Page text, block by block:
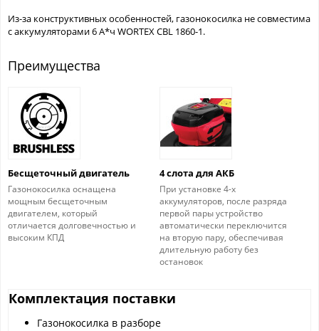
Из-за конструктивных особенностей, газонокосилка не совместима
с аккумуляторами 6 А*ч WORTEX CBL 1860-1.
Преимущества
Бесщеточный двигатель
Газонокосилка оснащена
мощным бесщеточным
двигателем, который
отличается долговечностью и
высоким КПД
4 слота для АКБ
При установке 4-х
аккумуляторов, после разряда
первой пары устройство
автоматически переключится
на вторую пару, обеспечивая
длительную работу без
остановок
Комплектация поставки
Газонокосилка в разборе